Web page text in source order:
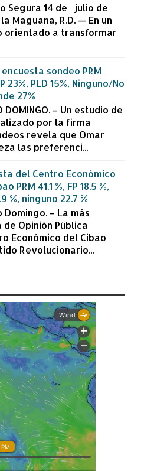
Segura 14 de julio de
Maguana, R.D. — En un
orientado a transformar
sondeo PRM
23%, PLD 15%, Ninguno/No
27%
DOMINGO. – Un estudio de
por la firma
revela que Omar
las preferenci...
del Centro Económico
PRM 41.1 %, FP 18.5 %,
%, ninguno 22.7 %
Domingo. – La más
Opinión Pública
Económico del Cibao
Revolucionario...